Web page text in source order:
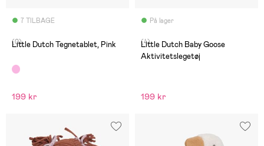
7 TILBAGE
(0)
Little Dutch Tegnetablet, Pink
199 kr
På lager
(4)
Little Dutch Baby Goose
Aktivitetslegetøj
199 kr